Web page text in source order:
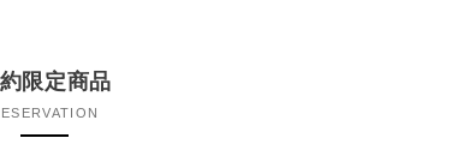
限定商品